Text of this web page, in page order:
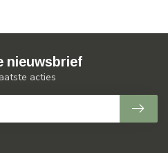
nieuwsbrief
acties